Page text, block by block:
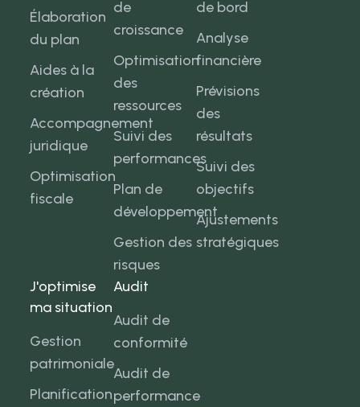
Élaboration
du plan
Aides à la
création
Accompagnement
juridique
Optimisation
fiscale
de
croissance
Optimisation
des
ressources
Suivi des
performances
Plan de
développement
Gestion des
risques
de bord
Analyse
financière
Prévisions
des
résultats
Suivi des
objectifs
Ajustements
stratégiques
J'optimise
ma situation
Gestion
patrimoniale
Planification
Audit
Audit de
conformité
Audit de
performance